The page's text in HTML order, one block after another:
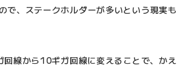
で、ステークホルダーが多いという現実も
回線から10ギガ回線に変えることで、かえ